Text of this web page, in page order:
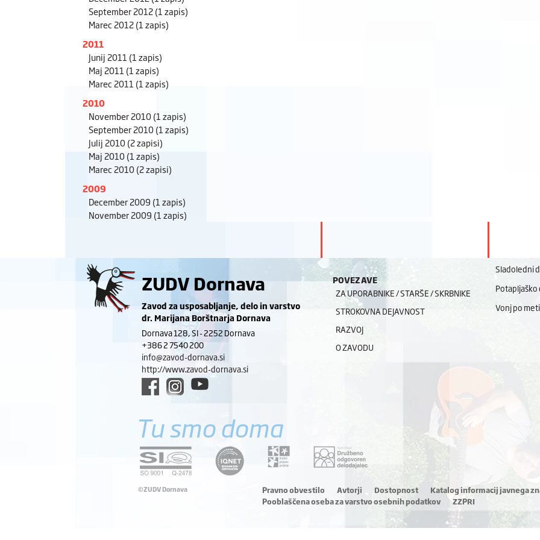
September 2012(1 zapis)
Marec 2012(1 zapis)
2011
Junij 2011 (1 zapis)
Maj 2011 (1 zapis)
Marec 2011 (1 zapis)
2010
November 2010(1 zapis)
September 2010(1 zapis)
Julij 2010(2 zapisi)
Maj 2010(1 zapis)
Marec 2010(2 zapisi)
2009
December 2009 (1 zapis)
November 2009 (1 zapis)
ZUDV Dornava
Zavod za usposabljanje, delo in varstvo
dr. Marijana Borštnarja Dornava
Dornava 128, SI - 2252 Dornava
+386 2 7540 200
info@zavod-dornava.si
http://www.zavod-dornava.si
POVEZAVE
ZA UPORABNIKE / STARŠE / SKRBNIKE
STROKOVNA DEJAVNOST
RAZVOJ
O ZAVODU
Sladoledni
Vonj po
Tu smo doma
©ZUDV Dornava Pravno obvestilo Avtorji Dostopnost
Katalog informacij javnega
Pooblaščena oseba za varstvo osebnih podatkov
ZZPRI